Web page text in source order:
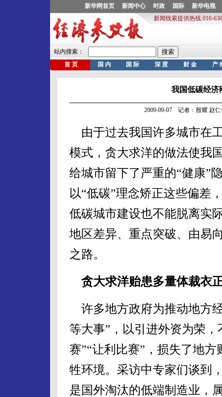
我国低碳经济
2009-09-07 记者：殷耀 赵
由于过去我国许多城市在
模式，贪大求洋的做法使我
给城市留下了严重的“健康”
以“低碳”理念矫正这些偏差
低碳城市建设也不能脱离实
地区差异、重点突破、由易
之路。
贪大求洋贻患多量体裁衣
许多地方政府为推动地方
等大事”，以引进外资为荣
赛”“让利比赛”，损失了地
牲环境。采访中专家们谈到
是国外淘汰的低端制造业，